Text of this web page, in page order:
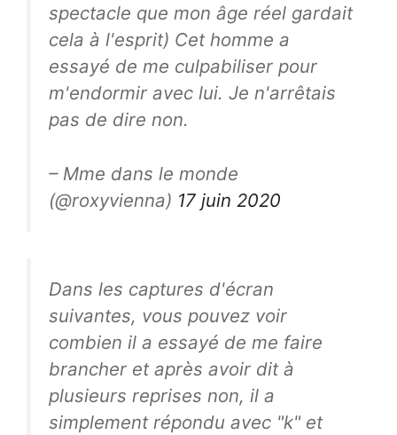
spectacle que mon âge réel gardait
cela à l'esprit) Cet homme a
essayé de me culpabiliser pour
m'endormir avec lui. Je n'arrêtais
pas de dire non.
– Mme dans le monde
(@roxyvienna) 17 juin 2020
Dans les captures d'écran
suivantes, vous pouvez voir
combien il a essayé de me faire
brancher et après avoir dit à
plusieurs reprises non, il a
simplement répondu avec "k" et